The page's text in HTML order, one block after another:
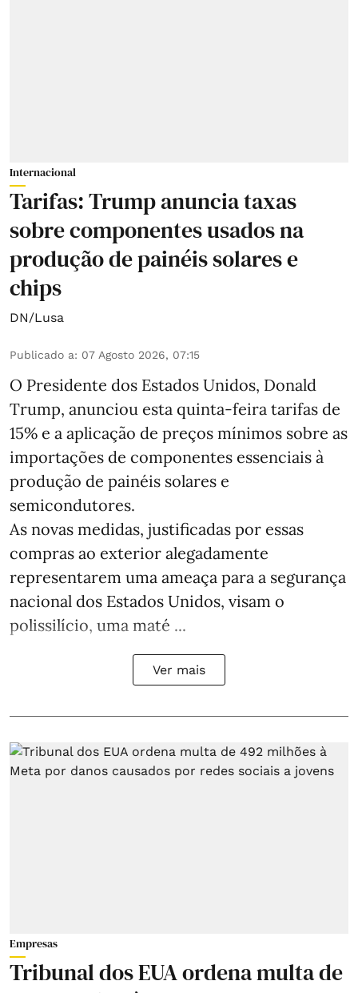
Internacional
Tarifas: Trump anuncia taxas
sobre componentes usados na
produção de painéis solares e
chips
DN/Lusa
Publicado a: 07 Agosto 2026, 07:15
O Presidente dos Estados Unidos, Donald
Trump, anunciou esta quinta-feira tarifas de
15% e a aplicação de preços mínimos sobre as
importações de componentes essenciais à
produção de painéis solares e
semicondutores.
As novas medidas, justificadas por essas
compras ao exterior alegadamente
representarem uma ameaça para a segurança
nacional dos Estados Unidos, visam o
polissilício, uma maté ...
Ver mais
Empresas
Tribunal dos EUA ordena multa de